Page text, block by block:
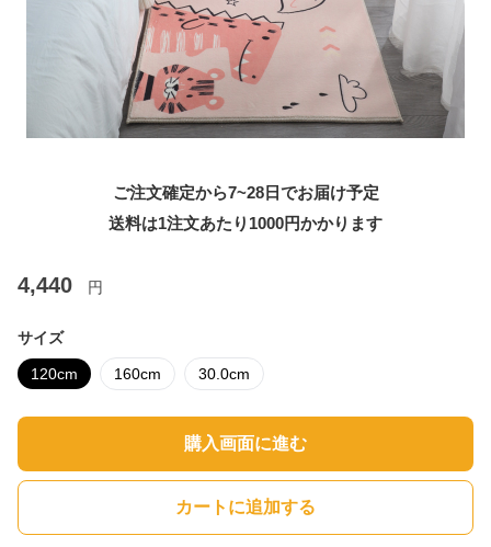
ご注文確定から7~28日でお届け予定
送料は1注文あたり 1000円かかります
4,440 円
サイズ
120cm 160cm 30.0cm
購入画面に進む
カートに追加する